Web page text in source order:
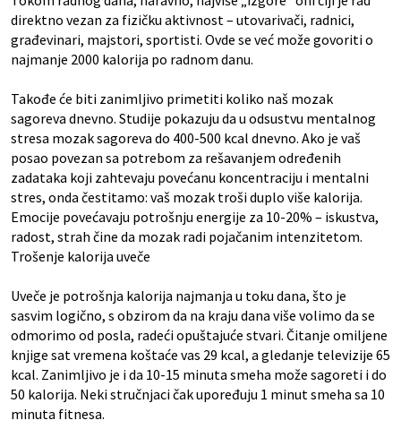
direktno vezan za fizičku aktivnost – utovarivači, radnici,
građevinari, majstori, sportisti. Ovde se već može govoriti o
najmanje 2000 kalorija po radnom danu.
Takođe će biti zanimljivo primetiti koliko naš mozak
sagoreva dnevno. Studije pokazuju da u odsustvu mentalnog
stresa mozak sagoreva do 400-500 kcal dnevno. Ako je vaš
posao povezan sa potrebom za rešavanjem određenih
zadataka koji zahtevaju povećanu koncentraciju i mentalni
stres, onda čestitamo: vaš mozak troši duplo više kalorija.
Emocije povećavaju potrošnju energije za 10-20% – iskustva,
radost, strah čine da mozak radi pojačanim intenzitetom.
Trošenje kalorija uveče
Uveče je potrošnja kalorija najmanja u toku dana, što je
sasvim logično, s obzirom da na kraju dana više volimo da se
odmorimo od posla, radeći opuštajuće stvari. Čitanje omiljene
knjige sat vremena koštaće vas 29 kcal, a gledanje televizije 65
kcal. Zanimljivo je i da 10-15 minuta smeha može sagoreti i do
50 kalorija. Neki stručnjaci čak upoređuju 1 minut smeha sa 10
minuta fitnesa.